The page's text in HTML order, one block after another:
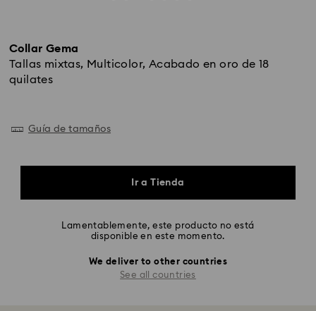
Collar Gema
Tallas mixtas, Multicolor, Acabado en oro de 18
quilates
Guía de tamaños
Ir a Tienda
Lamentablemente, este producto no está
disponible en este momento.
We deliver to other countries
See all countries